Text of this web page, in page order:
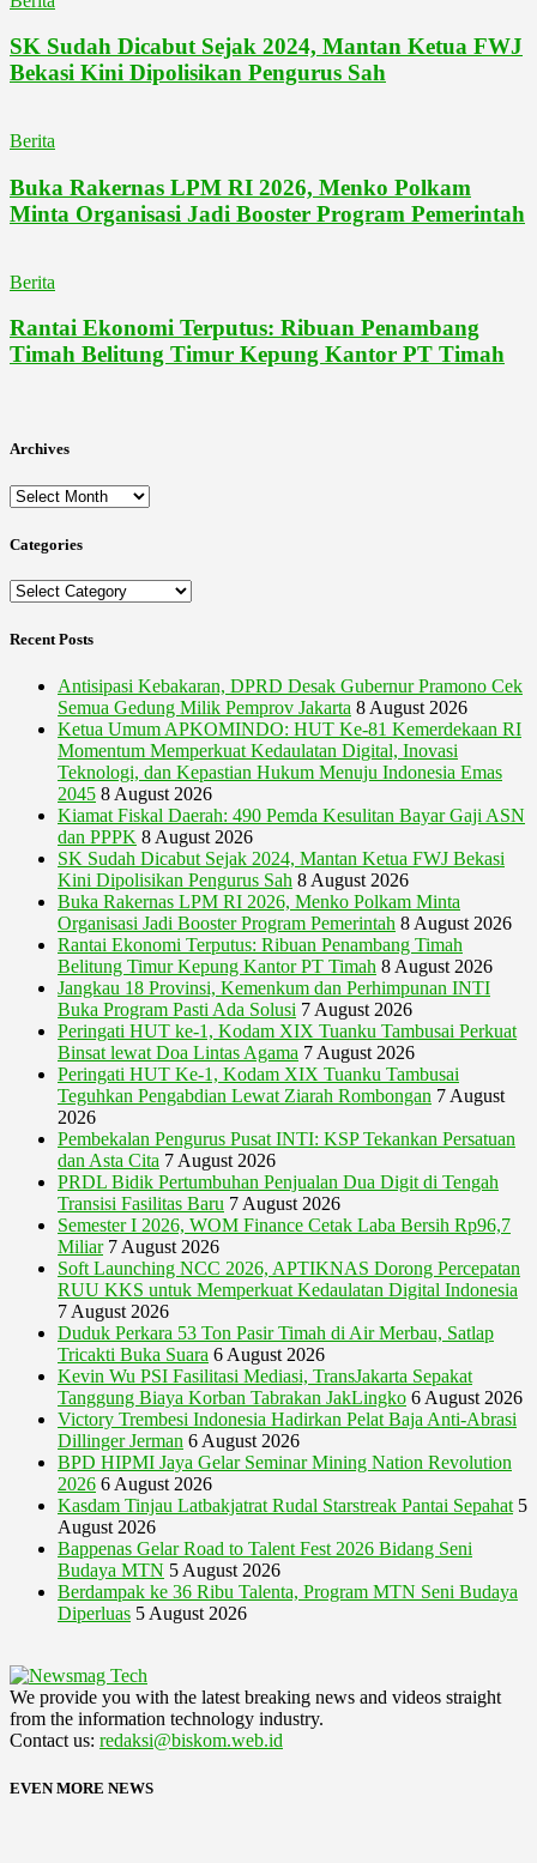
SK Sudah Dicabut Sejak 2024, Mantan Ketua FWJ
Bekasi Kini Dipolisikan Pengurus Sah
Berita
Buka Rakernas LPM RI 2026, Menko Polkam
Minta Organisasi Jadi Booster Program Pemerintah
Berita
Rantai Ekonomi Terputus: Ribuan Penambang
Timah Belitung Timur Kepung Kantor PT Timah
Archives
Archives
Categories
Categories
Recent Posts
Antisipasi Kebakaran, DPRD Desak Gubernur Pramono Cek
Semua Gedung Milik Pemprov Jakarta 8 August 2026
Ketua Umum APKOMINDO: HUT Ke-81 Kemerdekaan RI
Momentum Memperkuat Kedaulatan Digital, Inovasi
Teknologi, dan Kepastian Hukum Menuju Indonesia Emas
2045 8 August 2026
Kiamat Fiskal Daerah: 490 Pemda Kesulitan Bayar Gaji ASN
dan PPPK 8 August 2026
SK Sudah Dicabut Sejak 2024, Mantan Ketua FWJ Bekasi
Kini Dipolisikan Pengurus Sah 8 August 2026
Buka Rakernas LPM RI 2026, Menko Polkam Minta
Organisasi Jadi Booster Program Pemerintah 8 August 2026
Rantai Ekonomi Terputus: Ribuan Penambang Timah
Belitung Timur Kepung Kantor PT Timah 8 August 2026
Jangkau 18 Provinsi, Kemenkum dan Perhimpunan INTI
Buka Program Pasti Ada Solusi 7 August 2026
Peringati HUT ke-1, Kodam XIX Tuanku Tambusai Perkuat
Binsat lewat Doa Lintas Agama 7 August 2026
Peringati HUT Ke-1, Kodam XIX Tuanku Tambusai
Teguhkan Pengabdian Lewat Ziarah Rombongan 7 August
2026
Pembekalan Pengurus Pusat INTI: KSP Tekankan Persatuan
dan Asta Cita 7 August 2026
PRDL Bidik Pertumbuhan Penjualan Dua Digit di Tengah
Transisi Fasilitas Baru 7 August 2026
Semester I 2026, WOM Finance Cetak Laba Bersih Rp96,7
Miliar 7 August 2026
Soft Launching NCC 2026, APTIKNAS Dorong Percepatan
RUU KKS untuk Memperkuat Kedaulatan Digital Indonesia
7 August 2026
Duduk Perkara 53 Ton Pasir Timah di Air Merbau, Satlap
Tricakti Buka Suara 6 August 2026
Kevin Wu PSI Fasilitasi Mediasi, TransJakarta Sepakat
Tanggung Biaya Korban Tabrakan JakLingko 6 August 2026
Victory Trembesi Indonesia Hadirkan Pelat Baja Anti-Abrasi
Dillinger Jerman 6 August 2026
BPD HIPMI Jaya Gelar Seminar Mining Nation Revolution
2026 6 August 2026
Kasdam Tinjau Latbakjatrat Rudal Starstreak Pantai Sepahat 5
August 2026
Bappenas Gelar Road to Talent Fest 2026 Bidang Seni
Budaya MTN 5 August 2026
Berdampak ke 36 Ribu Talenta, Program MTN Seni Budaya
Diperluas 5 August 2026
We provide you with the latest breaking news and videos straight
from the information technology industry.
Contact us: redaksi@biskom.web.id
EVEN MORE NEWS